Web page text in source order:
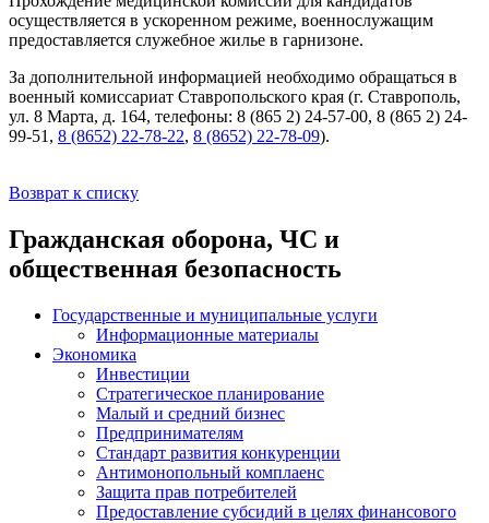
осуществляется в ускоренном режиме, военнослужащим
предоставляется служебное жилье в гарнизоне.
За дополнительной информацией необходимо обращаться в
военный комиссариат Ставропольского края (г. Ставрополь,
ул. 8 Марта, д. 164, телефоны: 8 (865 2) 24-57-00, 8 (865 2) 24-
99-51, 8 (8652) 22-78-22, 8 (8652) 22-78-09).
Возврат к списку
Гражданская оборона, ЧС и
общественная безопасность
Государственные и муниципальные услуги
Информационные материалы
Экономика
Инвестиции
Стратегическое планирование
Малый и средний бизнес
Предпринимателям
Стандарт развития конкуренции
Антимонопольный комплаенс
Защита прав потребителей
Предоставление субсидий в целях финансового